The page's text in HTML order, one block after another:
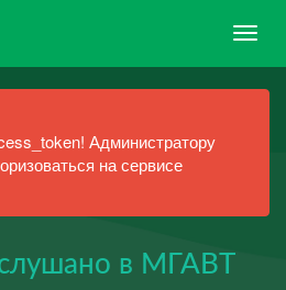
Администратору
на сервисе
в МГАВТ